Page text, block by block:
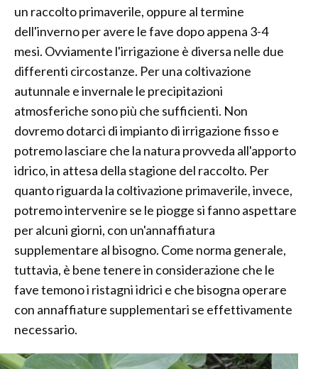
un raccolto primaverile, oppure al termine
dell'inverno per avere le fave dopo appena 3-4
mesi. Ovviamente l'irrigazione è diversa nelle due
differenti circostanze. Per una coltivazione
autunnale e invernale le precipitazioni
atmosferiche sono più che sufficienti. Non
dovremo dotarci di impianto di irrigazione fisso e
potremo lasciare che la natura provveda all'apporto
idrico, in attesa della stagione del raccolto. Per
quanto riguarda la coltivazione primaverile, invece,
potremo intervenire se le piogge si fanno aspettare
per alcuni giorni, con un'annaffiatura
supplementare al bisogno. Come norma generale,
tuttavia, è bene tenere in considerazione che le
fave temono i ristagni idrici e che bisogna operare
con annaffiature supplementari se effettivamente
necessario.